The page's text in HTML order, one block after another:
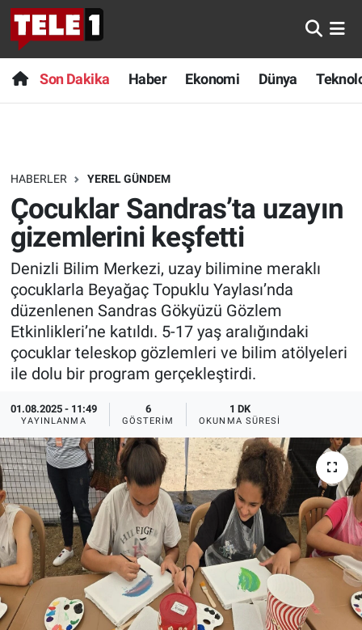
Son Dakika Haber Ekonomi Dünya
HABERLER YEREL GÜNDEM
Çocuklar Sandras’ta uzayın
gizemlerini keşfetti
Denizli Bilim Merkezi, uzay bilimine meraklı
çocuklarla Beyağaç Topuklu Yaylası’nda
düzenlenen Sandras Gökyüzü Gözlem
Etkinlikleri’ne katıldı. 5-17 yaş aralığındaki
çocuklar teleskop gözlemleri ve bilim atölyeleri
ile dolu bir program gerçekleştirdi.
01.08.2025 - 11:49
YAYINLANMA
6
GÖSTERIM
1 DK
OKUNMA SÜRESI
Anında Manşet
Başka Sohbetler
Bilim turu
Bilim ve Teknoloji Evreni
Doğa Konuşuyor
Dünya
Ege Saati
Eğlence
Ekonomi
Forum
Gerçeğin İzinde
Son Dakika
Haber
Dünya
Teknoloji
Sağlık
Spor
Yayın Akışı
Nöbetçi Eczaneler
Hava Durumu
Trafik Durumu
Süper Lig Puan Durumu ve Fikstür
Tüm Manşetler
Son Dakika Haberleri
Haber Arşivi